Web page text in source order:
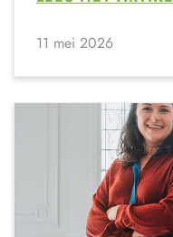
11 mei 2026